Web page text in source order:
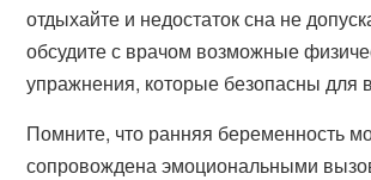
отдыхайте и недостаток сна не
обсудите с врачом возможные
упражнения, которые безопасны для
Помните, что ранняя беременность
сопровождена эмоциональными